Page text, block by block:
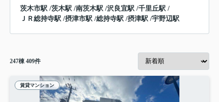
茨木市駅 /茨木駅 /南茨木駅 /沢良宜駅 /千里丘駅 /
ＪＲ総持寺駅 /摂津市駅 /総持寺駅 /摂津駅 /宇野辺駅
247棟 409件
賃貸マンション